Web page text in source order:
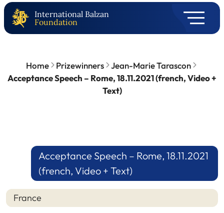
International Balzan
Foundation
Home Prizewinners
Jean-Marie Tarascon
Acceptance Speech – Rome, 18.11.2021 (french, Video +
Text)
Acceptance Speech – Rome, 18.11.2021
(french, Video + Text)
France